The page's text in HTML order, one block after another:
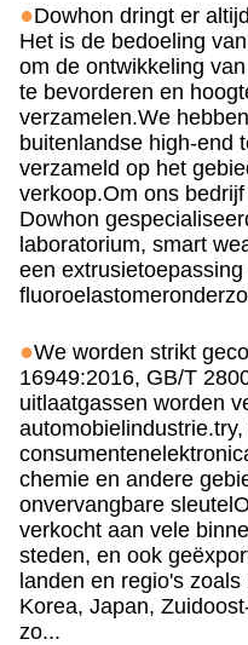
●Dowhon dringt er
Het is de bedoeling
om de ontwikkeling
te bevorderen en
verzamelen.We
buitenlandse high-end
verzameld op het
verkoop.Om ons
Dowhon
laboratorium, smart
een extrusietoepassing
●We worden strikt
16949:2016, GB/T
uitlaatgassen worden
automobielindustrie.try,
chemie en andere
onvervangbare sleutel
verkocht aan vele
steden, en ook
landen en regio's
Korea, Japan,
zo...